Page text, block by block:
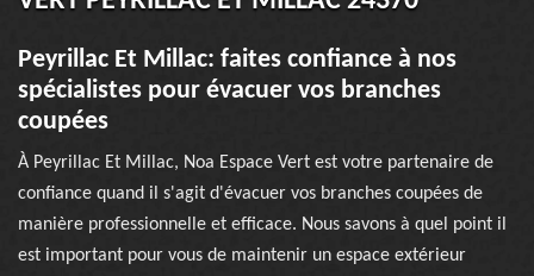
Peyrillac Et Millac: faites confiance à nos
spécialistes pour évacuer vos branches
coupées
À Peyrillac Et Millac, Noa Espace Vert est votre partenaire de
confiance quand il s'agit d'évacuer vos branches coupées de
manière professionnelle et efficace. Nous savons à quel point il
est important pour vous de maintenir un espace extérieur